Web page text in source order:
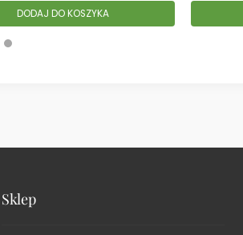
DODAJ DO KOSZYKA
Sklep